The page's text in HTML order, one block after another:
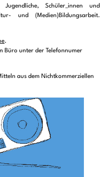
Schüler_innen und
und (Medien)Bildungsarbeit.
.
Büro unter der Telefonnumer
aus dem Nichtkommerziellen